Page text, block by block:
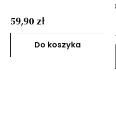
59,90 zł
Do koszyka